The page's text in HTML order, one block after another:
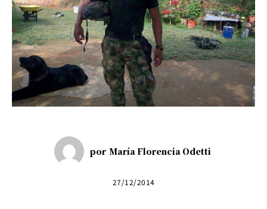
por María Florencia Odetti
27/12/2014